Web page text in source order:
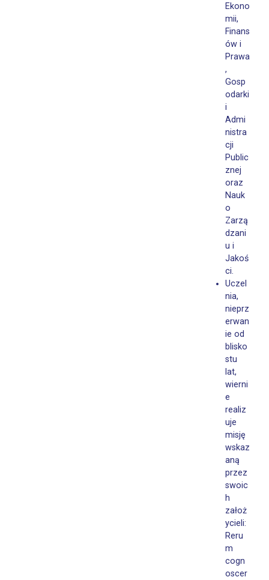
Ekono
mii,
Finans
ów i
Prawa
,
Gosp
odarki
i
Admi
nistra
cji
Public
znej
oraz
Nauk
o
Zarzą
dzani
u i
Jakoś
ci.
Uczel
nia,
nieprz
erwan
ie od
blisko
stu
lat,
wierni
e
realiz
uje
misję
wskaz
aną
przez
swoic
h
założ
ycieli:
Reru
m
cogn
oscer